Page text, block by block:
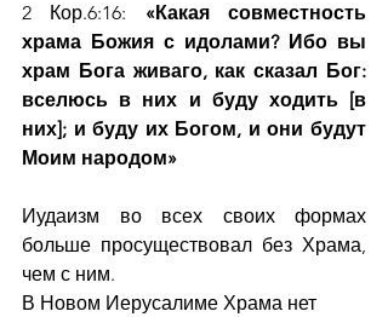
2 Кор.6:16: «Какая совместность
храма Божия с идолами? Ибо вы
храм Бога живаго, как сказал Бог:
вселюсь в них и буду ходить [в
них]; и буду их Богом, и они будут
Моим народом»
Иудаизм во всех своих формах
больше просуществовал без Храма,
чем с ним.
В Новом Иерусалиме Храма нет